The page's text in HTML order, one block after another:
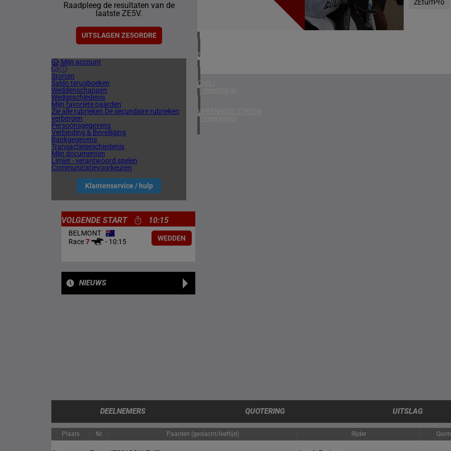
Raadpleeg de resultaten van de
laatste ZE5V.
UITSLAGEN ZE5ORDRE
Mijn account
Storten
Saldo terugboeken
Weddenschappen
Wedgeschiedenis
Mijn favoriete paarden
Zie alle rubrieken De secundaire rubrieken
verbergen
Persoonsgegevens
Verbinding & Beveiliging
Bankgegevens
Transactiegeschiedenis
Mijn documenten
Limiet - verantwoord spelen
Communicatievoorkeuren
Klantenservice / hulp
1 meeting(s)
SPANJE
1 meeting(s)
CHILI
1 meeting(s)
VERENIGDE STATEN
4 meeting(s)
ZEturfPro
VOLGENDE START 10:15
BELMONT
Race7 - 10:15 WEDDEN
NIEUWS
DEELNEMERS QUOTERING UITSLAG
Plaats Nr. Paarden (geslacht/leeftijd) Rijder